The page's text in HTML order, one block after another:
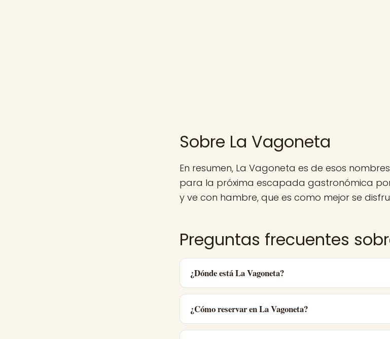
Sobre La Vagoneta
En resumen, La Vagoneta es de esos
para la próxima escapada gastronómica
y ve con hambre, que es como mejor se
Preguntas frecuentes
¿Dónde está La Vagoneta?
¿Cómo reservar en La Vagoneta?